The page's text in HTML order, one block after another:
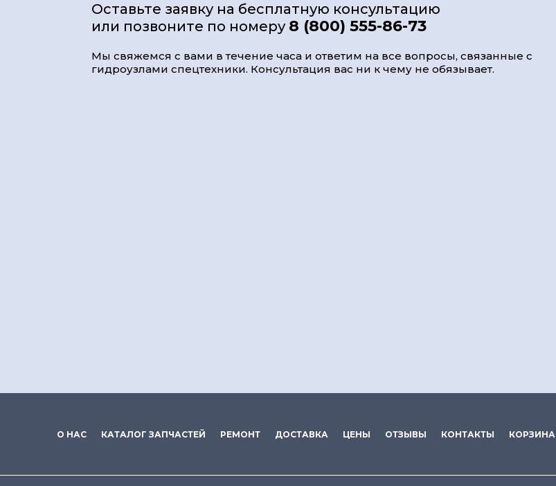
Оставьте заявку на бесплатную консультацию
или позвоните по номеру 8 (800) 555-86-73
Мы свяжемся с вами в течение часа и ответим на все вопросы, связанные с
гидроузлами спецтехники. Консультация вас ни к чему не обязывает.
О НАС КАТАЛОГ ЗАПЧАСТЕЙ РЕМОНТ ДОСТАВКА ЦЕНЫ ОТЗЫВЫ КОНТАКТЫ КОРЗИНА